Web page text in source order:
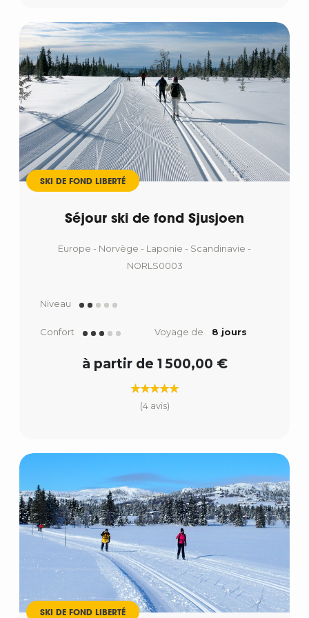
SKI DE FOND LIBERTÉ
Séjour ski de fond Sjusjoen
Europe - Norvège - Laponie - Scandinavie -
NORLS0003
Niveau
Confort Voyage de 8 jours
à partir de 1 500,00 €
(4 avis)
SKI DE FOND LIBERTÉ